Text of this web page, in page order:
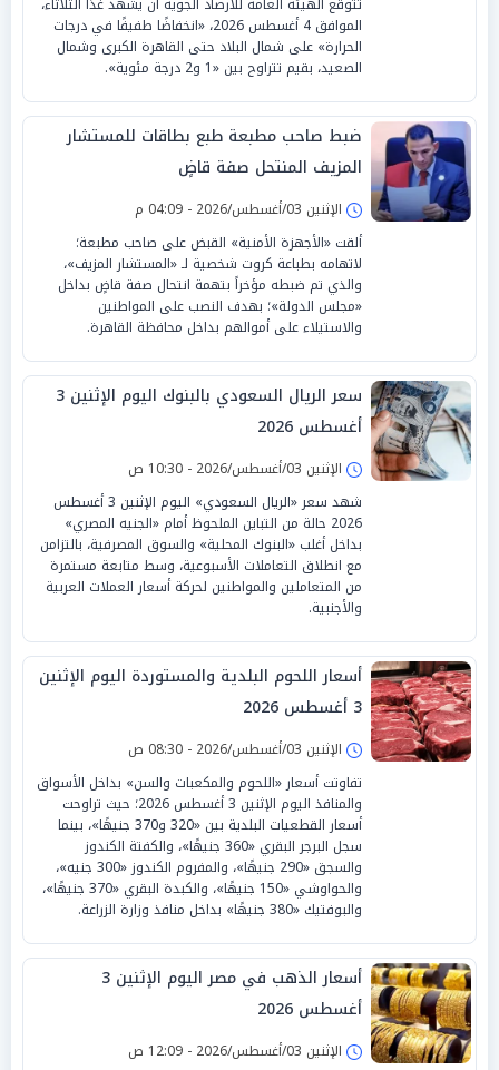
الموافق 4 أغسطس 2026، «انخفاضًا طفيفًا في درجات
الحرارة» على شمال البلاد حتى القاهرة الكبرى وشمال
الصعيد، بقيم تتراوح بين «1 و2 درجة مئوية».
ضبط صاحب مطبعة طبع بطاقات للمستشار
المزيف المنتحل صفة قاضٍ
الإثنين 03/أغسطس/2026 - 04:09 م
ألقت «الأجهزة الأمنية» القبض على صاحب مطبعة؛
لاتهامه بطباعة كروت شخصية لـ «المستشار المزيف»،
والذي تم ضبطه مؤخراً بتهمة انتحال صفة قاضٍ بداخل
«مجلس الدولة»؛ بهدف النصب على المواطنين
والاستيلاء على أموالهم بداخل محافظة القاهرة.
سعر الريال السعودي بالبنوك اليوم الإثنين 3
أغسطس 2026
الإثنين 03/أغسطس/2026 - 10:30 ص
شهد سعر «الريال السعودي» اليوم الإثنين 3 أغسطس
2026 حالة من التباين الملحوظ أمام «الجنيه المصري»
بداخل أغلب «البنوك المحلية» والسوق المصرفية، بالتزامن
مع انطلاق التعاملات الأسبوعية، وسط متابعة مستمرة
من المتعاملين والمواطنين لحركة أسعار العملات العربية
والأجنبية.
أسعار اللحوم البلدية والمستوردة اليوم الإثنين
3 أغسطس 2026
الإثنين 03/أغسطس/2026 - 08:30 ص
تفاوتت أسعار «اللحوم والمكعبات والسن» بداخل الأسواق
والمنافذ اليوم الإثنين 3 أغسطس 2026؛ حيث تراوحت
أسعار القطعيات البلدية بين «320 و370 جنيهًا»، بينما
سجل البرجر البقري «360 جنيهًا»، والكفتة الكندوز
والسجق «290 جنيهًا»، والمفروم الكندوز «300 جنيه»،
والحواوشي «150 جنيهًا»، والكبدة البقري «370 جنيهًا»،
والبوفتيك «380 جنيهًا» بداخل منافذ وزارة الزراعة.
أسعار الذهب في مصر اليوم الإثنين 3
أغسطس 2026
الإثنين 03/أغسطس/2026 - 12:09 ص